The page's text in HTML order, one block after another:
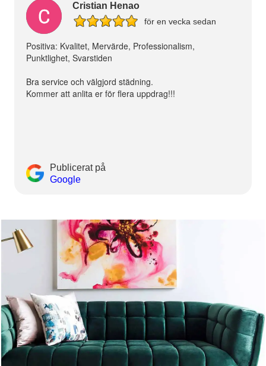
Cristian Henao
för en vecka sedan
Positiva: Kvalitet, Mervärde, Professionalism,
Punktlighet, Svarstiden
Bra service och välgjord städning.
Kommer att anlita er för flera uppdrag!!!
Publicerat på
Google